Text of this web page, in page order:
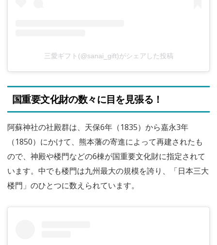
三愛ギフト(@sanai_gift)がシェアした投稿
国重要文化財の数々に目を見張る！
阿蘇神社の社殿群は、天保6年（1835）から嘉永3年
（1850）にかけて、熊本藩の寄進によって再建されたも
ので、神殿や楼門などの6棟が国重要文化財に指定されて
います。中でも楼門は九州最大の規模を誇り、「日本三大
楼門」のひとつに数えられています。